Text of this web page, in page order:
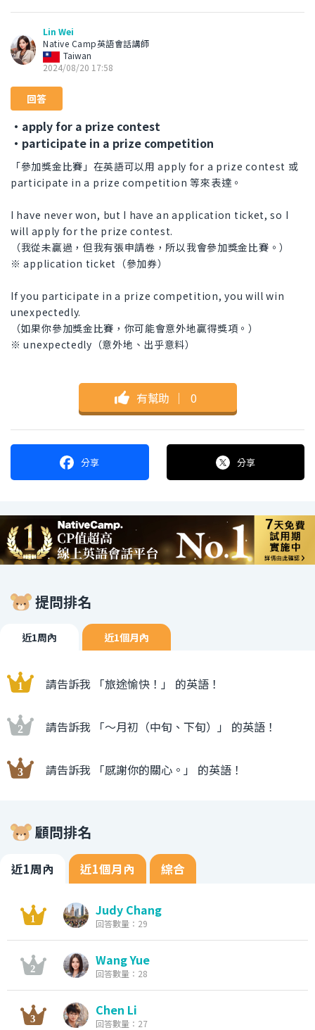
Lin Wei
Native Camp英語會話講師
Taiwan
2024/08/20 17:58
回答
・apply for a prize contest
・participate in a prize competition
「參加獎金比賽」在英語可以用 apply for a prize contest 或
participate in a prize competition 等來表達。
I have never won, but I have an application ticket, so I
will apply for the prize contest.
（我從未贏過，但我有張申請卷，所以我會參加獎金比賽。）
※ application ticket（參加券）
If you participate in a prize competition, you will win
unexpectedly.
（如果你參加獎金比賽，你可能會意外地贏得獎項。）
※ unexpectedly（意外地、出乎意料）
有幫助 ｜ 0
分享 分享
提問排名
近1周內 近1個月內
請告訴我 「旅途愉快！」 的英語！
請告訴我 「〜月初（中旬、下旬）」 的英語！
請告訴我 「感謝你的關心。」 的英語！
顧問排名
近1周內 近1個月內 綜合
Judy Chang
回答數量：29
Wang Yue
回答數量：28
Chen Li
回答數量：27